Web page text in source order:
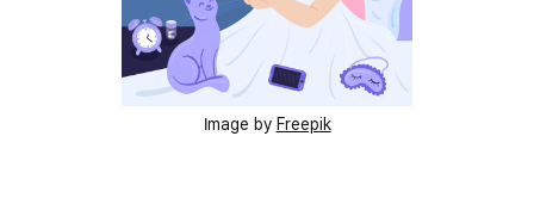
Image by Freepik